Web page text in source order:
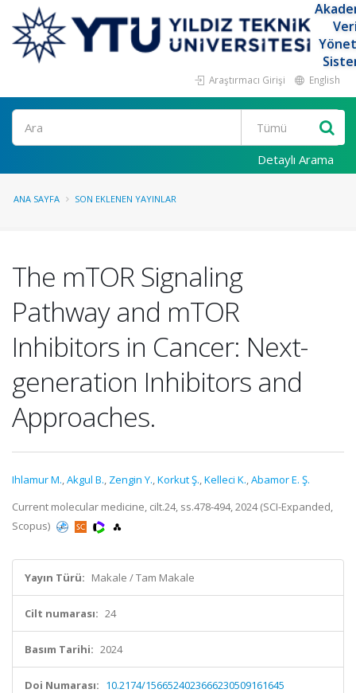
Araştırmacı Girişi English
Ara
Detaylı Arama
ANA SAYFA SON EKLENEN YAYINLAR
The mTOR Signaling
Pathway and mTOR
Inhibitors in Cancer: Next-
generation Inhibitors and
Approaches.
Ihlamur M.,Akgul B., Zengin Y.,Korkut Ş.,Kelleci K.,Abamor E. Ş.
Current molecular medicine, cilt.24, ss.478-494, 2024 (SCI-Expanded,
Scopus)
Yayın Türü: Makale / Tam Makale
Cilt numarası: 24
Basım Tarihi: 2024
Doi Numarası: 10.2174/1566524023666230509161645